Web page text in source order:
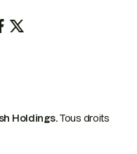
Holdings.Tous droits